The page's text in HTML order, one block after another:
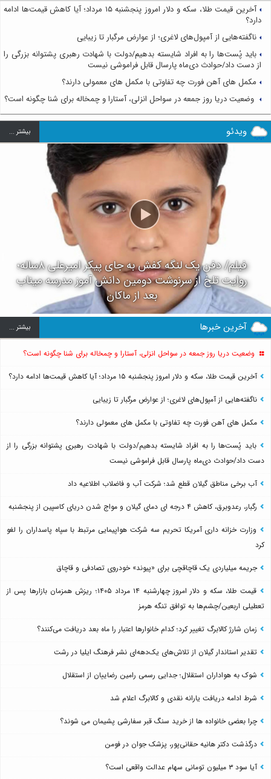
آخرین قیمت طلا، سکه و دلار امروز پنجشنبه ۱۵ مرداد؛ آیا کاهش قیمت‌ها ادامه
دارد؟
ناگفته‌هایی از آمپول‌های لاغری؛ از عوارض مرگبار تا زیبایی
باید پُست‌ها را به افراد شایسته بدهیم/دولت با شهادت رهبری پشتوانه بزرگی را
از دست داد/حوادث دی‌ماه پارسال قابل فراموشی نیست
مکمل های آهن فورت چه تفاوتی با مکمل های معمولی دارند؟
وضعیت دریا روز جمعه در سواحل انزلی، آستارا و چمخاله برای شنا چگونه است؟
ویدئو بيشتر ...
فیلم/ دفن یک لنگه کفش به جای پیکر امیرعلی ۸ساله؛
روایت تلخ از سرنوشت دومین دانش آموز مدرسه میناب
بعد از ماکان
آخرین خبرها بيشتر ...
وضعیت دریا روز جمعه در سواحل انزلی، آستارا و چمخاله برای شنا چگونه است؟
آخرین قیمت طلا، سکه و دلار امروز پنجشنبه ۱۵ مرداد؛ آیا کاهش قیمت‌ها ادامه دارد؟
ناگفته‌هایی از آمپول‌های لاغری؛ از عوارض مرگبار تا زیبایی
مکمل های آهن فورت چه تفاوتی با مکمل های معمولی دارند؟
باید پُست‌ها را به افراد شایسته بدهیم/دولت با شهادت رهبری پشتوانه بزرگی را از
دست داد/حوادث دی‌ماه پارسال قابل فراموشی نیست
آب برخی مناطق گیلان قطع شد؛ شرکت آب و فاضلاب اطلاعیه داد
رگبار، رعدوبرق، کاهش ۴ درجه ای دمای گیلان و مواج شدن دریای کاسپین از پنجشنبه
وزارت خزانه داری آمریکا تحریم سه شرکت هواپیمایی مرتبط با سپاه پاسداران را لغو
کرد
جریمه میلیاردی یک قاچاقچی برای «پیوند» خودروی تصادفی و قاچاق
قیمت طلا، سکه و دلار امروز چهارشنبه ۱۴ مرداد ۱۴۰۵؛ ریزش همزمان بازارها پس از
تعطیلی اربعین/چشم‌ها به توافق تنگه هرمز
زمان شارژ کالابرگ تغییر کرد؛ کدام خانوارها اعتبار را ماه بعد دریافت می‌کنند؟
تقدیر استاندار گیلان از تلاش‌های یک‌دهه‌ای نشر فرهنگ ایلیا در رشت
شوک به هواداران استقلال؛ جدایی رسمی رامین رضاییان از استقلال
شرط ادامه دریافت یارانه نقدی و کالابرگ اعلام شد
چرا بعضی خانواده ها از خرید سنگ قبر سفارشی پشیمان می شوند؟
درگذشت دکتر هانیه حقانی‌پور، پزشک جوان در فومن
آیا سود ۳ میلیون تومانی سهام عدالت واقعی است؟